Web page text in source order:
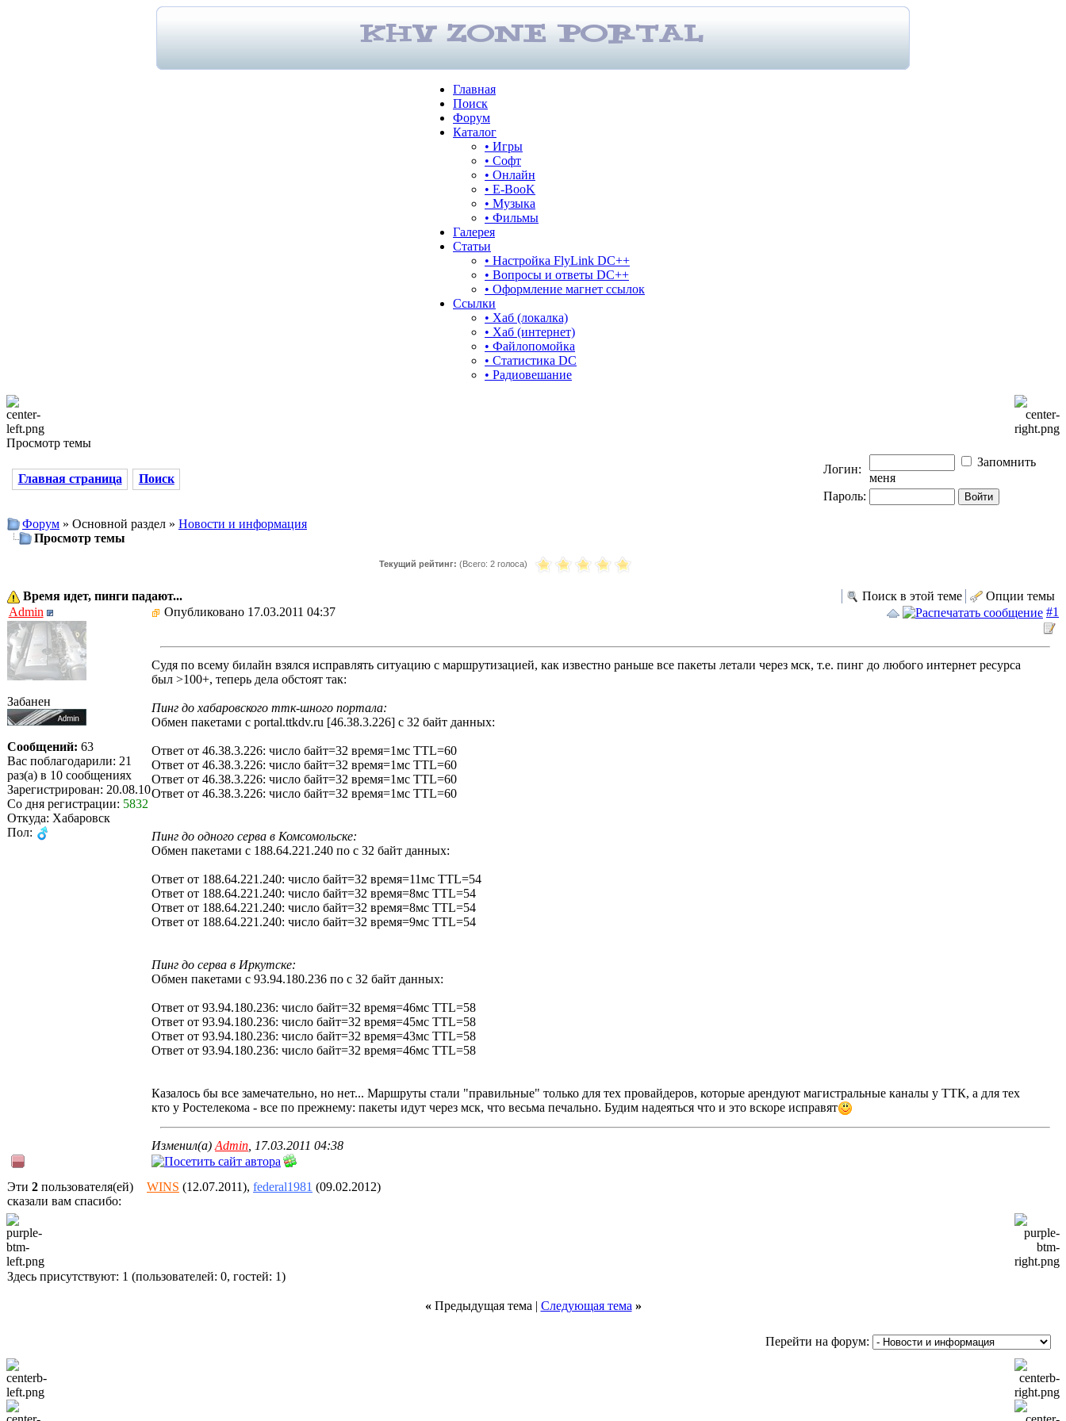
Главная
Поиск
Форум
Каталог
• Игры
• Софт
• Онлайн
• E-BooK
• Музыка
• Фильмы
Галерея
Статьи
• Настройка FlyLink DC++
• Вопросы и ответы DC++
• Оформление магнет ссылок
Ссылки
• Хаб (локалка)
• Хаб (интернет)
• Файлопомойка
• Статистика DC
• Радиовешание
Просмотр темы
Главная страница Поиск
Логин:
Запомнить
меня
Пароль:
Форум » Основной раздел » Новости и информация
Просмотр темы
Текущий рейтинг: (Всего: 2 голоса)
Поиск в этой теме Опции темы
Время идет, пинги падают...
Admin
#1
Опубликовано 17.03.2011 04:37
Забанен
Сообщений: 63
Вас поблагодарили: 21
раз(а) в 10 сообщениях
Зарегистрирован: 20.08.10
Со дня регистрации: 5832
Откуда: Хабаровск
Пол:
Судя по всему билайн взялся исправлять ситуацию с маршрутизацией, как известно раньше все пакеты летали через мск, т.е. пинг до любого интернет ресурса
был >100+, теперь дела обстоят так:
Пинг до хабаровского ттк-шного портала:
Обмен пакетами с portal.ttkdv.ru [46.38.3.226] с 32 байт данных:
Ответ от 46.38.3.226: число байт=32 время=1мс TTL=60
Ответ от 46.38.3.226: число байт=32 время=1мс TTL=60
Ответ от 46.38.3.226: число байт=32 время=1мс TTL=60
Ответ от 46.38.3.226: число байт=32 время=1мс TTL=60
Пинг до одного серва в Комсомольске:
Обмен пакетами с 188.64.221.240 по с 32 байт данных:
Ответ от 188.64.221.240: число байт=32 время=11мс TTL=54
Ответ от 188.64.221.240: число байт=32 время=8мс TTL=54
Ответ от 188.64.221.240: число байт=32 время=8мс TTL=54
Ответ от 188.64.221.240: число байт=32 время=9мс TTL=54
Пинг до серва в Иркутске:
Обмен пакетами с 93.94.180.236 по с 32 байт данных:
Ответ от 93.94.180.236: число байт=32 время=46мс TTL=58
Ответ от 93.94.180.236: число байт=32 время=45мс TTL=58
Ответ от 93.94.180.236: число байт=32 время=43мс TTL=58
Ответ от 93.94.180.236: число байт=32 время=46мс TTL=58
Казалось бы все замечательно, но нет... Маршруты стали "правильные" только для тех провайдеров, которые арендуют магистральные каналы у ТТК, а для тех
кто у Ростелекома - все по прежнему: пакеты идут через мск, что весьма печально. Будим надеяться что и это вскоре исправят
Изменил(а) Admin , 17.03.2011 04:38
Эти 2 пользователя(ей)
сказали вам cпасибо:
WINS (12.07.2011), federal1981 (09.02.2012)
Здесь присутствуют: 1 (пользователей: 0, гостей: 1)
« Предыдущая тема | Следующая тема »
Перейти на форум: